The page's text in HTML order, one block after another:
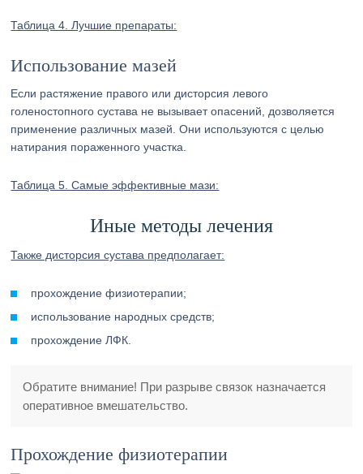
Таблица 4. Лучшие препараты:
Использование мазей
Если растяжение правого или дисторсия левого
голеностопного сустава не вызывает опасений, дозволяется
применение различных мазей. Они используются с целью
натирания пораженного участка.
Таблица 5. Самые эффективные мази:
Иные методы лечения
Также дисторсия сустава предполагает:
прохождение физиотерапии;
использование народных средств;
прохождение ЛФК.
Обратите внимание! При разрыве связок назначается
оперативное вмешательство.
Прохождение физиотерапии